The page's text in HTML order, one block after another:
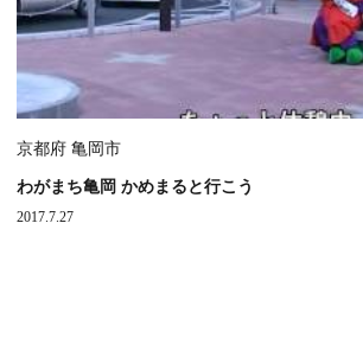
京都府 亀岡市
わがまち亀岡 かめまると行こう
2017.7.27